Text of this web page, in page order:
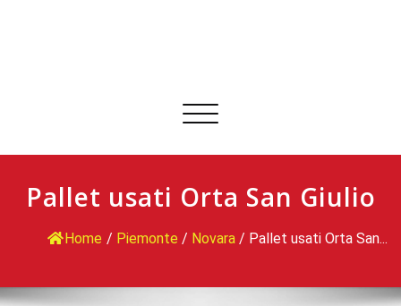
Commuta
Pallet usati Orta San Giulio
Home / Piemonte / Novara / Pallet usati Orta San...